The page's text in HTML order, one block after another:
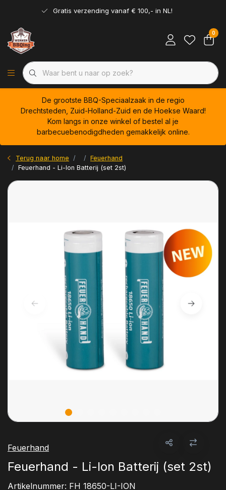
Gratis verzending vanaf € 100,- in NL!
0
De grootste BBQ-Speciaalzaak in de regio
Drechtsteden, Zuid-Holland-Zuid en de Hoekse Waard!
Kom langs in onze winkel of bestel al je
barbecuebenodigdheden gemakkelijk online.
Terug naar home
Feuerhand
Feuerhand - Li-Ion Batterij (set 2st)
Feuerhand
Feuerhand - Li-Ion Batterij (set 2st)
Artikelnummer: FH 18650-LI-ION